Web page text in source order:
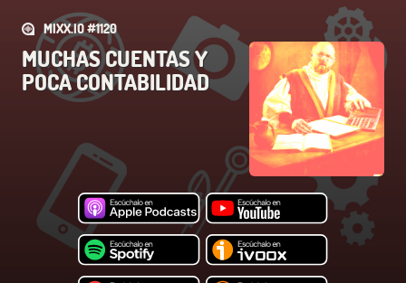
MIXX.IO #1120
MUCHAS CUENTAS Y
POCA CONTABILIDAD